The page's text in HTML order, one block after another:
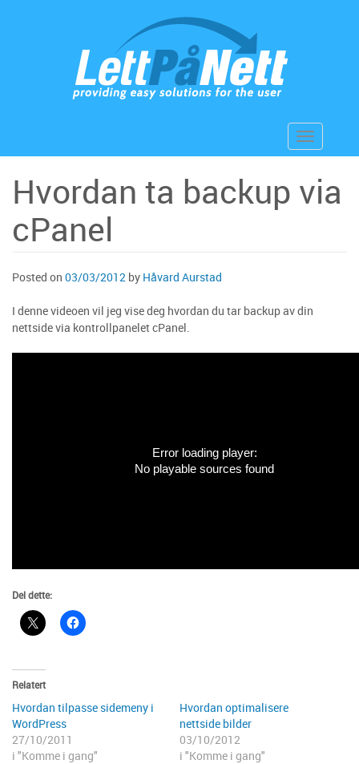
Toggle
navigation
Hvordan ta backup via
cPanel
Posted on 03/03/2012 by Håvard Aurstad
I denne videoen vil jeg vise deg hvordan du tar backup av din
nettside via kontrollpanelet cPanel.
Error loading player:
No playable sources found
Del dette:
Relatert
Hvordan tilpasse sidemeny i
WordPress
27/10/2011
i "Komme i gang"
Hvordan optimalisere
nettside bilder
03/10/2012
i "Komme i gang"